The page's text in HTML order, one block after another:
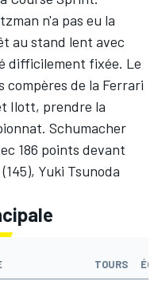
n'a pas eu la
au stand lent avec
difficilement fixée. Le
compères de la Ferrari
Ilott, prendre la
Schumacher
186 points devant
Yuki Tsunoda
TOURS